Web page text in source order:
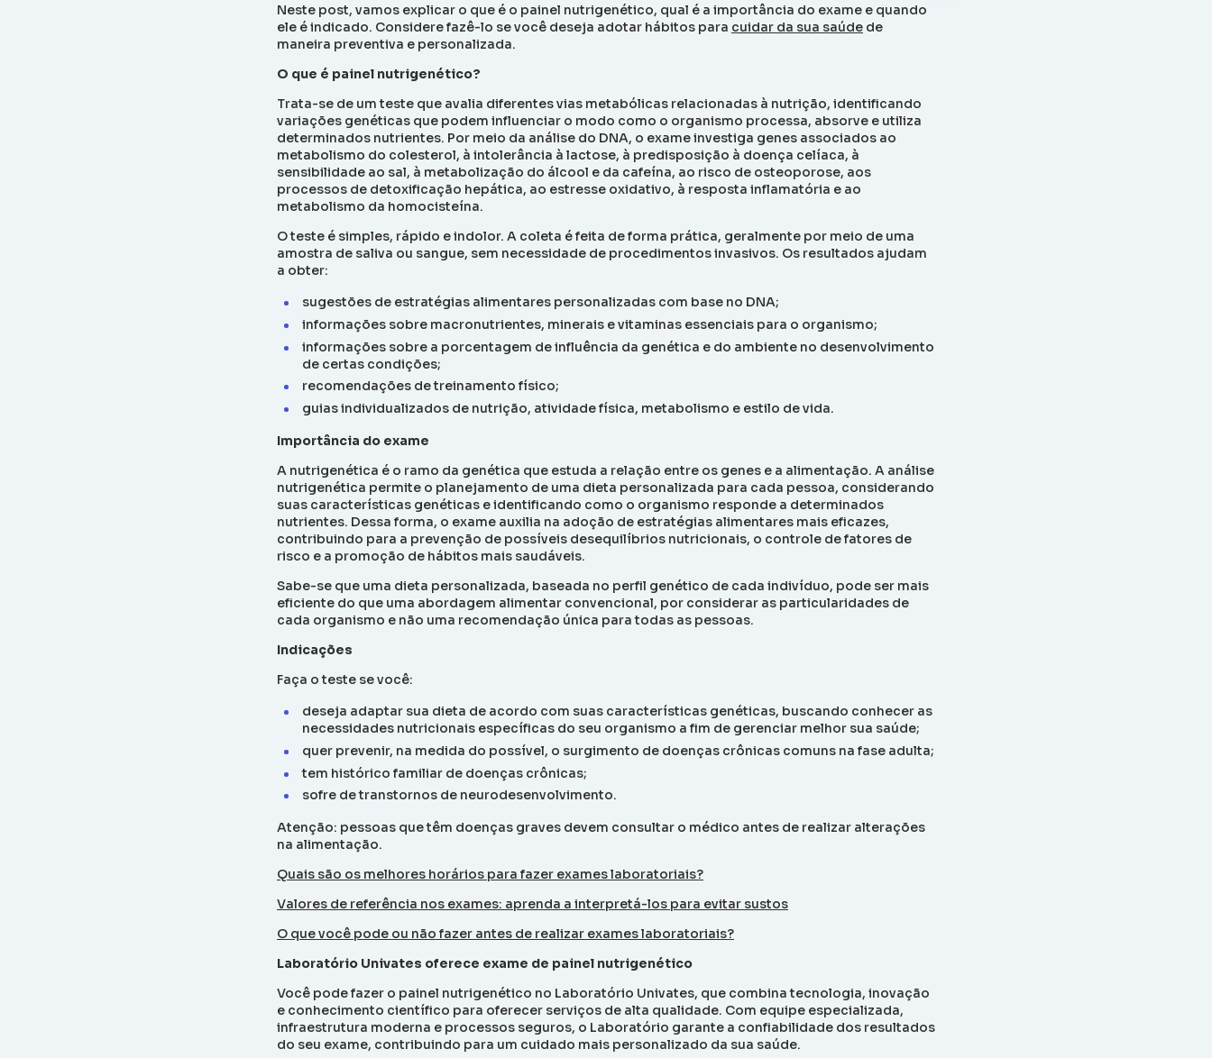
Neste post, vamos explicar o que é o painel nutrigenético, qual é a importância do exame e quando
ele é indicado. Considere fazê-lo se você deseja adotar hábitos para cuidar da sua saúde de
maneira preventiva e personalizada.
O que é painel nutrigenético?
Trata-se de um teste que avalia diferentes vias metabólicas relacionadas à nutrição, identificando
variações genéticas que podem influenciar o modo como o organismo processa, absorve e utiliza
determinados nutrientes. Por meio da análise do DNA, o exame investiga genes associados ao
metabolismo do colesterol, à intolerância à lactose, à predisposição à doença celíaca, à
sensibilidade ao sal, à metabolização do álcool e da cafeína, ao risco de osteoporose, aos
processos de detoxificação hepática, ao estresse oxidativo, à resposta inflamatória e ao
metabolismo da homocisteína.
O teste é simples, rápido e indolor. A coleta é feita de forma prática, geralmente por meio de uma
amostra de saliva ou sangue, sem necessidade de procedimentos invasivos. Os resultados ajudam
a obter:
sugestões de estratégias alimentares personalizadas com base no DNA;
informações sobre macronutrientes, minerais e vitaminas essenciais para o organismo;
informações sobre a porcentagem de influência da genética e do ambiente no desenvolvimento
de certas condições;
recomendações de treinamento físico;
guias individualizados de nutrição, atividade física, metabolismo e estilo de vida.
Importância do exame
A nutrigenética é o ramo da genética que estuda a relação entre os genes e a alimentação. A análise
nutrigenética permite o planejamento de uma dieta personalizada para cada pessoa, considerando
suas características genéticas e identificando como o organismo responde a determinados
nutrientes. Dessa forma, o exame auxilia na adoção de estratégias alimentares mais eficazes,
contribuindo para a prevenção de possíveis desequilíbrios nutricionais, o controle de fatores de
risco e a promoção de hábitos mais saudáveis.
Sabe-se que uma dieta personalizada, baseada no perfil genético de cada indivíduo, pode ser mais
eficiente do que uma abordagem alimentar convencional, por considerar as particularidades de
cada organismo e não uma recomendação única para todas as pessoas.
Indicações
Faça o teste se você:
deseja adaptar sua dieta de acordo com suas características genéticas, buscando conhecer as
necessidades nutricionais específicas do seu organismo a fim de gerenciar melhor sua saúde;
quer prevenir, na medida do possível, o surgimento de doenças crônicas comuns na fase adulta;
tem histórico familiar de doenças crônicas;
sofre de transtornos de neurodesenvolvimento.
Atenção: pessoas que têm doenças graves devem consultar o médico antes de realizar alterações
na alimentação.
Quais são os melhores horários para fazer exames laboratoriais?
Valores de referência nos exames: aprenda a interpretá-los para evitar sustos
O que você pode ou não fazer antes de realizar exames laboratoriais?
Laboratório Univates oferece exame de painel nutrigenético
Você pode fazer o painel nutrigenético no Laboratório Univates, que combina tecnologia, inovação
e conhecimento científico para oferecer serviços de alta qualidade. Com equipe especializada,
infraestrutura moderna e processos seguros, o Laboratório garante a confiabilidade dos resultados
do seu exame, contribuindo para um cuidado mais personalizado da sua saúde.